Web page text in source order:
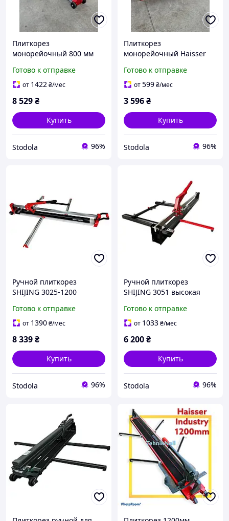
Плиткорез
монорейочный 800 мм
Готово к отправке
от 1422₴/мес
8 529₴
Купить
Stodola 96%
Плиткорез
монорейочный Haisser
Профессиональный
ручной плиткорез Ручной
керамогранита
Готово к отправке
от599₴/мес
3 596₴
Купить
Stodola 96%
Ручной плиткорез
SHIJING 3025-1200
удобство в работе
Готово к отправке
от 1390₴/мес
8 339₴
Купить
Stodola 96%
Ручной плиткорез
SHIJING 3051 высокая
в работе
Готово к отправке
от 1033₴/мес
6 200₴
Купить
Stodola 96%